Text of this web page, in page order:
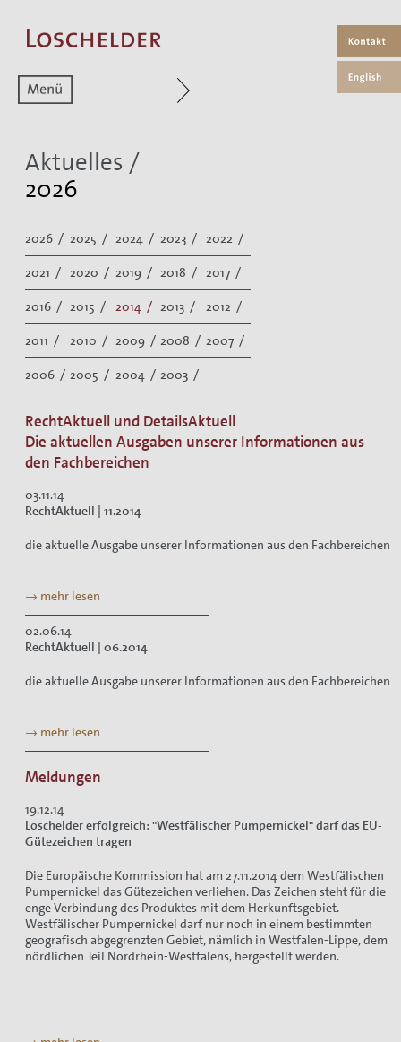
Zum aktuellen Menüpunkt
Aktuelles /
2026
2026 / 2025 / 2024 / 2023 / 2022 /
2021 / 2020 / 2019 / 2018 / 2017 /
2016 / 2015 / 2014 / 2013 / 2012 /
2011 / 2010 / 2009 / 2008 / 2007 /
2006 / 2005 / 2004 / 2003 /
RechtAktuell und DetailsAktuell
Die aktuellen Ausgaben unserer Informationen aus
den Fachbereichen
03.11.14
RechtAktuell | 11.2014
die aktuelle Ausgabe unserer Informationen aus den Fachbereichen
→ mehr lesen
02.06.14
RechtAktuell | 06.2014
die aktuelle Ausgabe unserer Informationen aus den Fachbereichen
→ mehr lesen
Meldungen
19.12.14
Loschelder erfolgreich: "Westfälischer Pumpernickel" darf das EU-
Gütezeichen tragen
Die Europäische Kommission hat am 27.11.2014 dem Westfälischen
Pumpernickel das Gütezeichen verliehen. Das Zeichen steht für die
enge Verbindung des Produktes mit dem Herkunftsgebiet.
Westfälischer Pumpernickel darf nur noch in einem bestimmten
geografisch abgegrenzten Gebiet, nämlich in Westfalen-Lippe, dem
nördlichen Teil Nordrhein-Westfalens, hergestellt werden.